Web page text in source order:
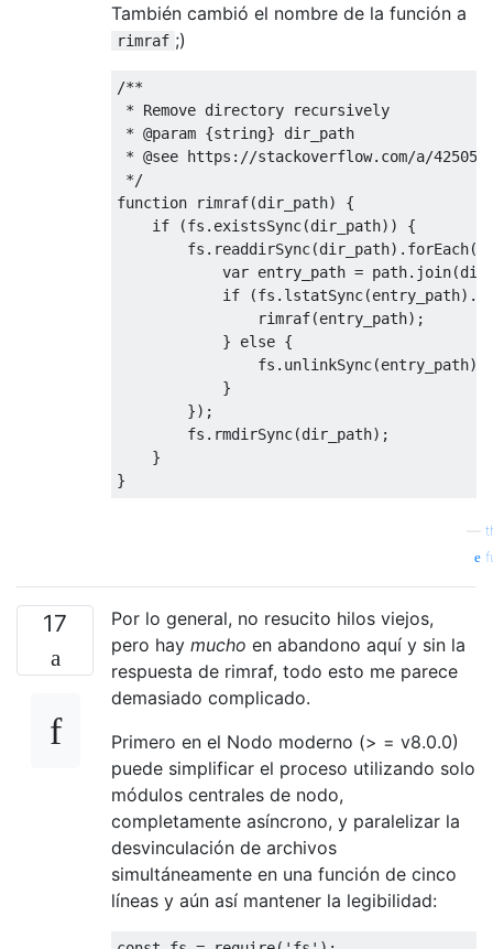
También cambió el nombre de la función a
rimraf ;)
/**
* Remove directory recursively
* @param {string} dir_path
* @see https://stackoverflow.com/a/
*/
function rimraf(dir_path)
{
if
(fs . existsSync(dir_path))
{
        fs
. readdirSync(dir_path). forEach(
var entry_path = path. join(
if
(fs . lstatSync(entry_path).
                rimraf
(entry_path);
}
else {
                fs
. unlinkSync(entry_path);
}
});
        fs
. rmdirSync(dir_path);
}
}
17
Por lo general, no resucito hilos viejos,
pero hay mucho en abandono aquí y sin la
respuesta de rimraf, todo esto me parece
demasiado complicado.
Primero en el Nodo moderno (> = v8.0.0)
puede simplificar el proceso utilizando solo
módulos centrales de nodo,
completamente asíncrono, y paralelizar la
desvinculación de archivos
simultáneamente en una función de cinco
líneas y aún así mantener la legibilidad: